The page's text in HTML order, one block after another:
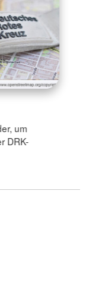
um
DRK-